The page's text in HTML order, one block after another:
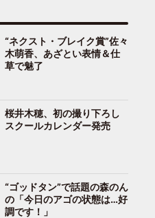
“ネクスト・ブレイク賞”佐々
木萌香、あざとい表情＆仕
草で魅了
桜井木穂、初の撮り下ろし
スクールカレンダー発売
“ゴッドタン”で話題の森のん
の「今日のアゴの状態は…好
調です！」